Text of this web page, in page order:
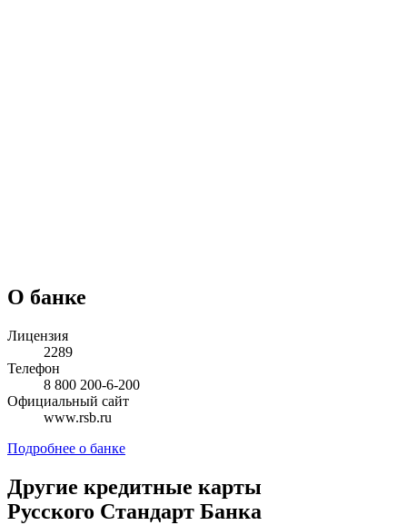
О банке
Лицензия
2289
Телефон
8 800 200-6-200
Официальный сайт
www.rsb.ru
Подробнее о банке
Другие кредитные карты
Русского Стандарт Банка